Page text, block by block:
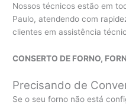
Nossos técnicos estão em
Paulo, atendendo com
clientes em assistência
CONSERTO DE FORNO,
Precisando de
Se o seu forno não está